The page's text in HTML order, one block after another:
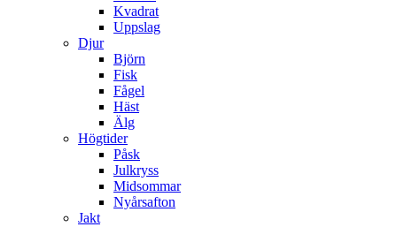
Kvadrat
Uppslag
Djur
Björn
Fisk
Fågel
Häst
Älg
Högtider
Påsk
Julkryss
Midsommar
Nyårsafton
Jakt